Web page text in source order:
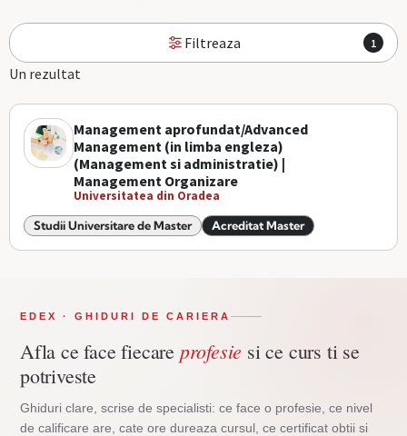
Filtreaza 1
Un rezultat
Management aprofundat/Advanced
Management (in limba engleza)
(Management si administratie) |
Management Organizare
Universitatea din Oradea
Studii Universitare de Master Acreditat Master
EDEX · GHIDURI DE CARIERA
Afla ce face fiecare profesie si ce curs ti se
potriveste
Ghiduri clare, scrise de specialisti: ce face o profesie, ce nivel
de calificare are, cate ore dureaza cursul, ce certificat obtii si